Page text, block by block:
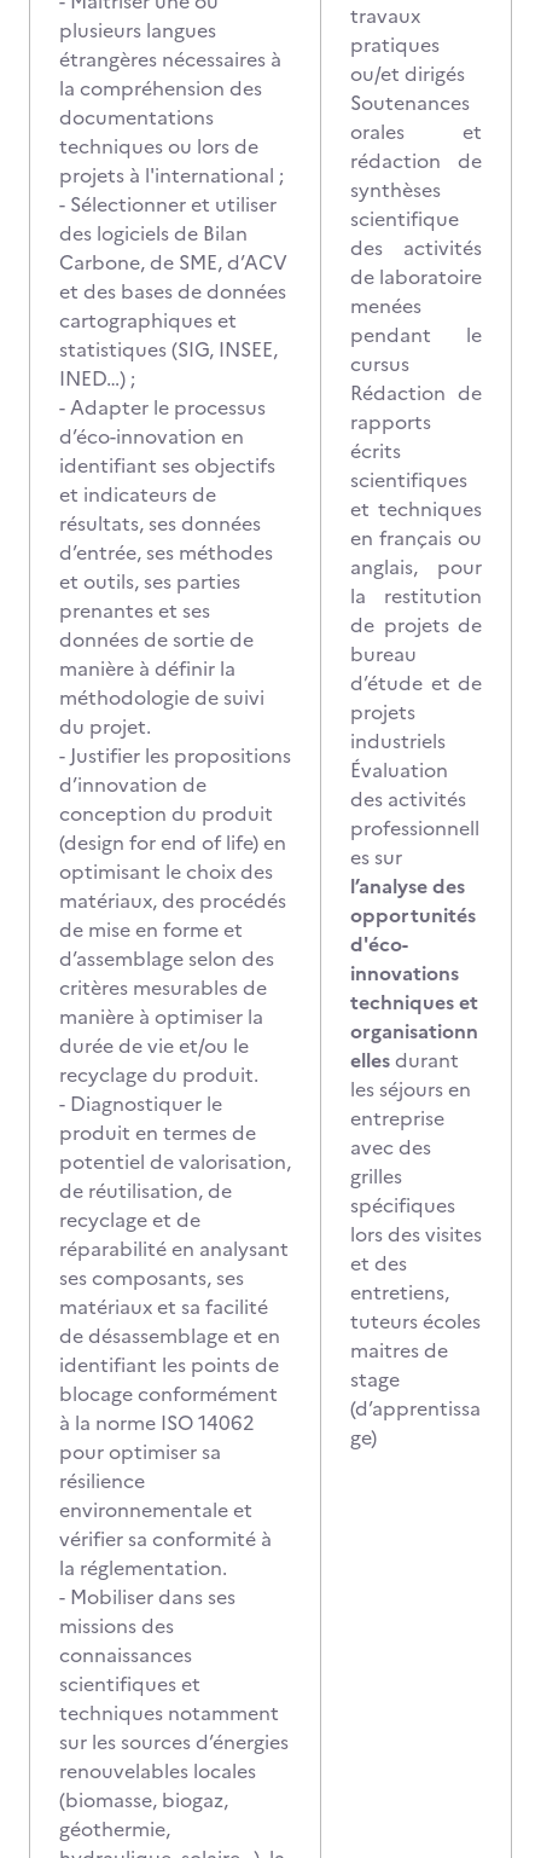
plusieurs langues
étrangères nécessaires à
la compréhension des
documentations
techniques ou lors de
projets à l'international ;
- Sélectionner et utiliser
des logiciels de Bilan
Carbone, de SME, d’ACV
et des bases de données
cartographiques et
statistiques (SIG, INSEE,
INED…) ;
- Adapter le processus
d’éco-innovation en
identifiant ses objectifs
et indicateurs de
résultats, ses données
d’entrée, ses méthodes
et outils, ses parties
prenantes et ses
données de sortie de
manière à définir la
méthodologie de suivi
du projet.
- Justifier les propositions
d’innovation de
conception du produit
(design for end of life) en
optimisant le choix des
matériaux, des procédés
de mise en forme et
d’assemblage selon des
critères mesurables de
manière à optimiser la
durée de vie et/ou le
recyclage du produit.
- Diagnostiquer le
produit en termes de
potentiel de valorisation,
de réutilisation, de
recyclage et de
réparabilité en analysant
ses composants, ses
matériaux et sa facilité
de désassemblage et en
identifiant les points de
blocage conformément
à la norme ISO 14062
pour optimiser sa
résilience
environnementale et
vérifier sa conformité à
la réglementation.
- Mobiliser dans ses
missions des
connaissances
scientifiques et
techniques notamment
sur les sources d’énergies
renouvelables locales
(biomasse, biogaz,
géothermie,
travaux
pratiques
ou/et dirigés
Soutenances
orales et
rédaction de
synthèses
scientifique
des activités
de laboratoire
menées
pendant le
cursus
Rédaction de
rapports
écrits
scientifiques
et techniques
en français ou
anglais, pour
la restitution
de projets de
bureau
d’étude et de
projets
industriels
Évaluation
des activités
professionnell
es sur
l’analyse des
opportunités
d'éco-
innovations
techniques et
organisationn
ellesdurant
les séjours en
entreprise
avec des
grilles
spécifiques
lors des visites
et des
entretiens,
tuteurs écoles
maitres de
stage
(d’apprentissa
ge)